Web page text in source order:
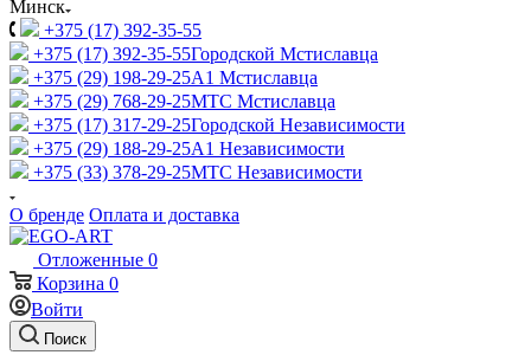
Минск
+375 (17) 392-35-55
+375 (17) 392-35-55Городской Мстиславца
+375 (29) 198-29-25A1 Мстиславца
+375 (29) 768-29-25МТС Мстиславца
+375 (17) 317-29-25Городской Независимости
+375 (29) 188-29-25A1 Независимости
+375 (33) 378-29-25МТС Независимости
О бренде Оплата и доставка
Отложенные 0
Корзина 0
Войти
Поиск